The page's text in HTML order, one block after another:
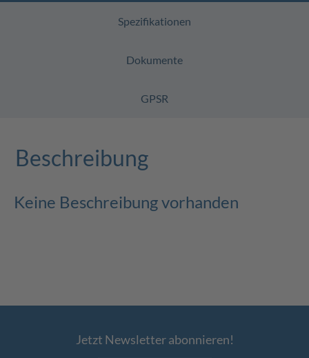
Spezifikationen
Dokumente
GPSR
Beschreibung
Keine Beschreibung vorhanden
Jetzt Newsletter abonnieren!